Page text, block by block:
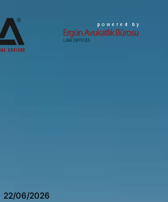
powered by
22/06/2026